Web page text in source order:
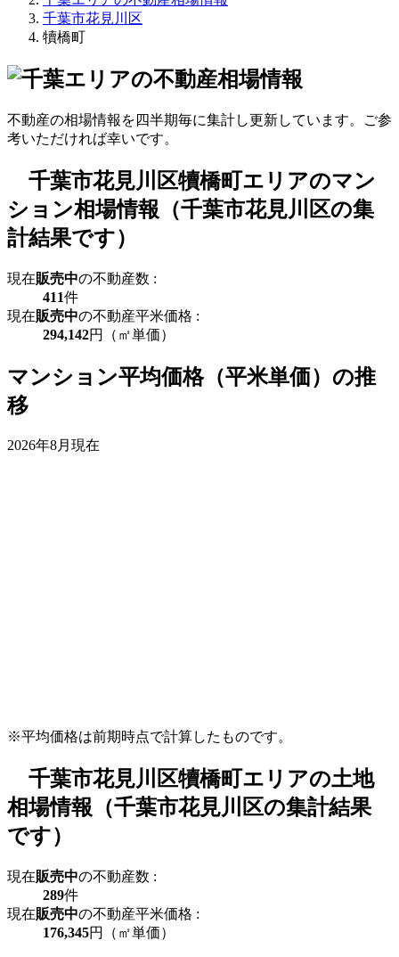
千葉市花見川区
犢橋町
不動産の相場情報を四半期毎に集計し更新しています。ご参
考いただければ幸いです。
千葉市花見川区犢橋町エリアのマン
ション相場情報（千葉市花見川区の集
計結果です）
現在販売中の不動産数 :
411件
現在販売中の不動産平米価格 :
294,142円（㎡単価）
マンション平均価格（平米単価）の推
移
2026年8月現在
※平均価格は前期時点で計算したものです。
千葉市花見川区犢橋町エリアの土地
相場情報（千葉市花見川区の集計結果
です）
現在販売中の不動産数 :
289件
現在販売中の不動産平米価格 :
176,345円（㎡単価）